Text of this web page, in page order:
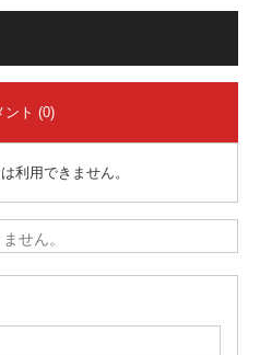
ント (0)
利用できません。
せん。